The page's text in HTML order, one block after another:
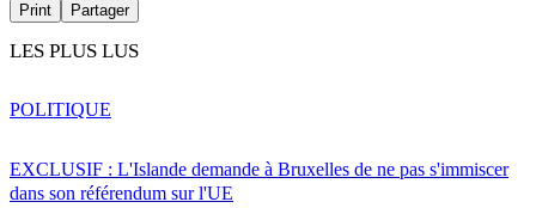
Print Partager
LES PLUS LUS
EXCLUSIF : L'Islande demande à Bruxelles de ne pas s'immiscer
dans son référendum sur l'UE
POLITIQUE